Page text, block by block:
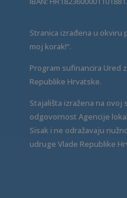
Stranica izrađena u okviru
moj korak!“.
Program sufinancira Ured
Republike Hrvatske.
Stajališta izražena na ovoj
odgovornost Agencije
Sisak i ne odražavaju
udruge Vlade Republike